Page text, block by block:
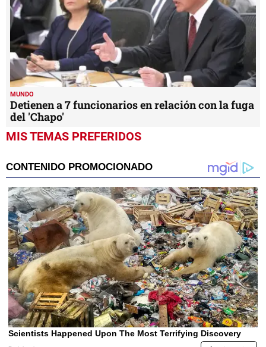
MUNDO
Detienen a 7 funcionarios en relación con la fuga
del 'Chapo'
MIS TEMAS PREFERIDOS